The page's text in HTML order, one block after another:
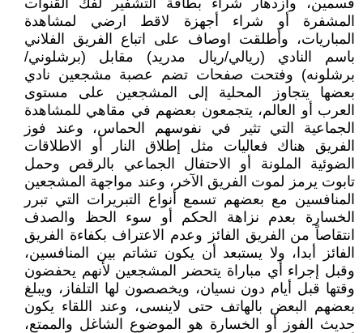
قسمين، وازدهار شراء بطاقة التشفير لفك القنوات
المشفرة أو شراء أجهزة لاقط ارضي لمشاهدة
المباريات، وأطلقت اوصاف على اتباع الفريق الفلاني
باسم النادي (ريالي/ريال مدريد) مقابل (برشلوني/
برشلونه) وفتحت صفحات تضم عصبة مشجعين نادي
بعضها يتجاوز المحلية إلى المشجعين على مستوى
العرب أو العالم، يتجمعون بعضهم في مقاهي للمشاهدة
الجماعية التي تثير في نفوسهم الحماس، وعند فوز
الفريق هناك فعاليات مثل إطلاق النار أو الاطلاقات
الضوئية الملونة أو الاحتفال الجماعي بالرقص وحمل
تابوت يرمز لموت الفريق الآخر، وعند مواجهة المشجعين
المنافسين مع بعضهم تسمع أنواع التبريرات التي تبرر
الخسارة بعدم نزاهة الحكم أو سوء الحظ والصدف
انتقاصاً من الفريق الفائز وعدم الاعتراف بكفاءة الفريق
الفائز أبدا، ولا يستبعد أن يكون تشاتم بين المنافسين،
وقبل إجراء أي مباراة يتحضر المشجعين لأنهم يحفضون
وقتها قبل أيام دون نسيان، ويخصصون لها التلفاز، ويبلغ
بعضهم البعض بالهاتف حتى لاينسى، وعند اللقاء يكون
حديث الفوز أو الخسارة هو الموضوع الشاغل والممتع،